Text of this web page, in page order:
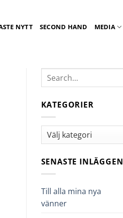
NYTT SECOND HAND MEDIA
KATEGORIER
Kategorier
SENASTE INLÄGGEN
Till alla mina nya
vänner